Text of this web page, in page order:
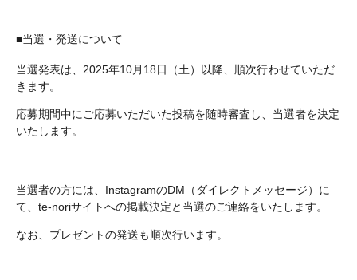
■当選・発送について
当選発表は、2025年10月18日（土）以降、順次行わせていただ
きます。
応募期間中にご応募いただいた投稿を随時審査し、当選者を決定
いたします。
当選者の方には、InstagramのDM（ダイレクトメッセージ）に
て、te-noriサイトへの掲載決定と当選のご連絡をいたします。
なお、プレゼントの発送も順次行います。